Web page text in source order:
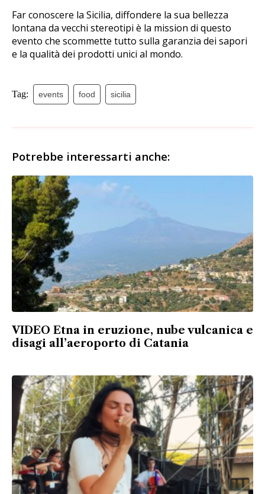
Far conoscere la Sicilia, diffondere la sua bellezza
lontana da vecchi stereotipi è la mission di questo
evento che scommette tutto sulla garanzia dei sapori
e la qualità dei prodotti unici al mondo.
Tag: events food sicilia
Potrebbe interessarti anche:
VIDEO Etna in eruzione, nube vulcanica e
disagi all’aeroporto di Catania